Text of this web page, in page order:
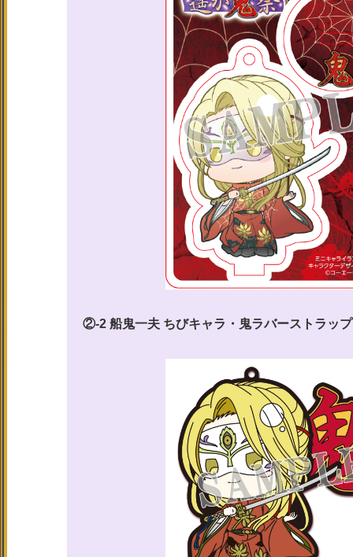
②-2 船鬼一夫 ちびキャラ・鬼ラバーストラッ